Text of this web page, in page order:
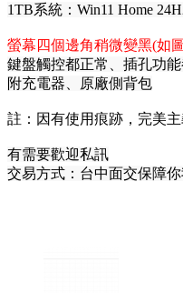
1TB系統：Win11 Home
螢幕四個邊角稍微變黑(如
鍵盤觸控都正常、 插孔功
附充電器、原廠側背包
註：因有使用痕跡，完美
有需要歡迎私訊
交易方式：台中面交保障